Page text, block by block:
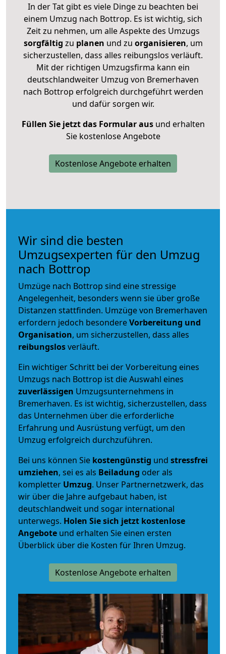
In der Tat gibt es viele Dinge zu beachten bei
einem Umzug nach Bottrop. Es ist wichtig, sich
Zeit zu nehmen, um alle Aspekte des Umzugs
sorgfältig zu planen und zu organisieren, um
sicherzustellen, dass alles reibungslos verläuft.
Mit der richtigen Umzugsfirma kann ein
deutschlandweiter Umzug von Bremerhaven
nach Bottrop erfolgreich durchgeführt werden
und dafür sorgen wir.
Füllen Sie jetzt das Formular ausund erhalten
Sie kostenlose Angebote
Kostenlose Angebote erhalten
Wir sind die besten
Umzugsexperten für den Umzug
nach Bottrop
Umzüge nach Bottrop sind eine stressige
Angelegenheit, besonders wenn sie über große
Distanzen stattfinden. Umzüge von Bremerhaven
erfordern jedoch besondereVorbereitung und
Organisation, um sicherzustellen, dass alles
reibungslosverläuft.
Ein wichtiger Schritt bei der Vorbereitung eines
Umzugs nach Bottrop ist die Auswahl eines
zuverlässigen Umzugsunternehmens in
Bremerhaven. Es ist wichtig, sicherzustellen, dass
das Unternehmen über die erforderliche
Erfahrung und Ausrüstung verfügt, um den
Umzug erfolgreich durchzuführen.
Bei uns können Sie kostengünstig und stressfrei
umziehen, sei es als Beiladung oder als
kompletter Umzug. Unser Partnernetzwerk, das
wir über die Jahre aufgebaut haben, ist
deutschlandweit und sogar international
unterwegs. Holen Sie sich jetzt kostenlose
Angebote und erhalten Sie einen ersten
Überblick über die Kosten für Ihren Umzug.
Kostenlose Angebote erhalten